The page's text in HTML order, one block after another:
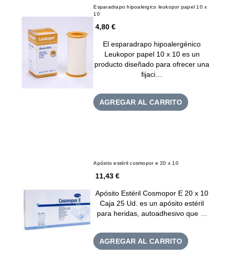
Esparadrapo hipoalergico leukopor papel 10 x
10
4,80 €
El esparadrapo hipoalergénico
Leukopor papel 10 x 10 es un
producto diseñado para ofrecer una
fijaci…
AGREGAR AL CARRITO
Apósito estéril cosmopor e 20 x 10
11,43 €
Apósito Estéril Cosmopor E 20 x 10
Caja 25 Ud. es un apósito estéril
para heridas, autoadhesivo que …
AGREGAR AL CARRITO